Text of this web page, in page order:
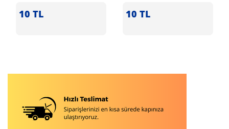
10 TL 10 TL